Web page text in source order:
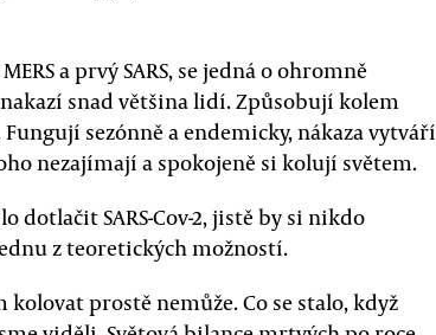
a prvý SARS, se jedná o ohromně
snad většina lidí. Způsobují kolem
sezónně a endemicky, nákaza vytváří
nezajímají a spokojeně si kolují světem.
dotlačit SARS-Cov-2, jistě by si nikdo
z teoretických možností.
prostě nemůže. Co se stalo, když